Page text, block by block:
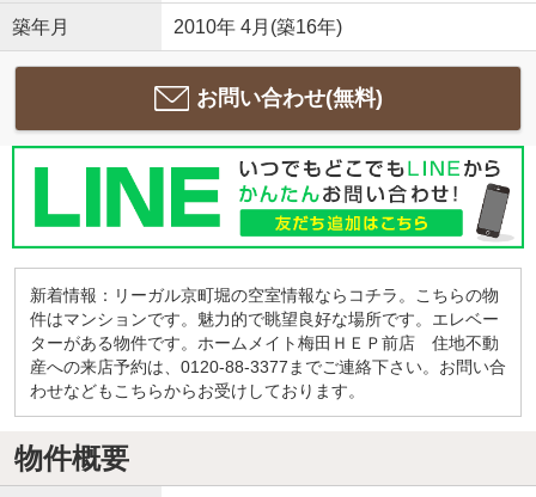
築年月 2010年 4月(築16年)
お問い合わせ(無料)
新着情報：リーガル京町堀の空室情報ならコチラ。こちらの物
件はマンションです。魅力的で眺望良好な場所です。エレベー
ターがある物件です。ホームメイト梅田ＨＥＰ前店 住地不動
産への来店予約は、0120-88-3377までご連絡下さい。お問い合
わせなどもこちらからお受けしております。
物件概要